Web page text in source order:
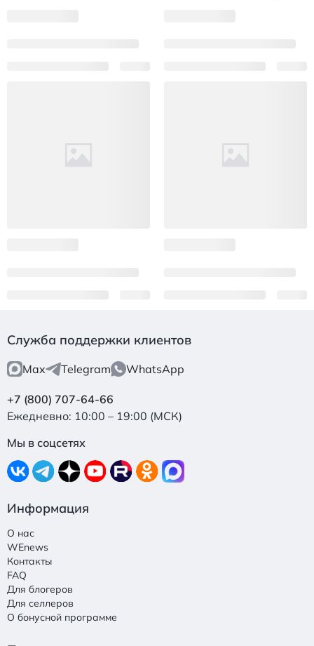
Служба поддержки клиентов
Max Telegram WhatsApp
+7 (800) 707-64-66
Ежедневно: 10:00 – 19:00 (МСК)
Мы в соцсетях
Информация
О нас
WEnews
Контакты
FAQ
Для блогеров
Для селлеров
О бонусной программе